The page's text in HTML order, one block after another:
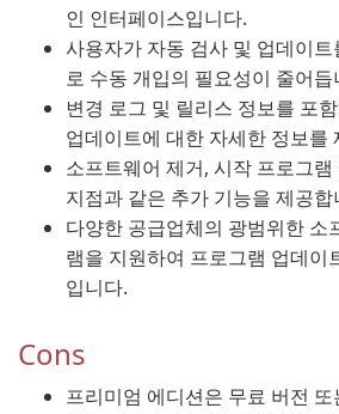
인 인터페이스입니다.
사용자가 자동 검사 및 업데이
로 수동 개입의 필요성이 줄어듭
변경 로그 및 릴리스 정보를 포
업데이트에 대한 자세한 정보를
소프트웨어 제거, 시작 프로그
지점과 같은 추가 기능을 제공합
다양한 공급업체의 광범위한 소
램을 지원하여 프로그램 업데이
입니다.
Cons
프리미엄 에디션은 무료 버전